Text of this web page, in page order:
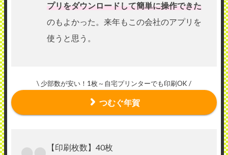
プリをダウンロードして簡単に操作できた
のもよかった。来年もこの会社のアプリを
使うと思う。
\ 少部数が安い！1枚～自宅プリンターでも印刷OK /
つむぐ年賀
【印刷枚数】40枚